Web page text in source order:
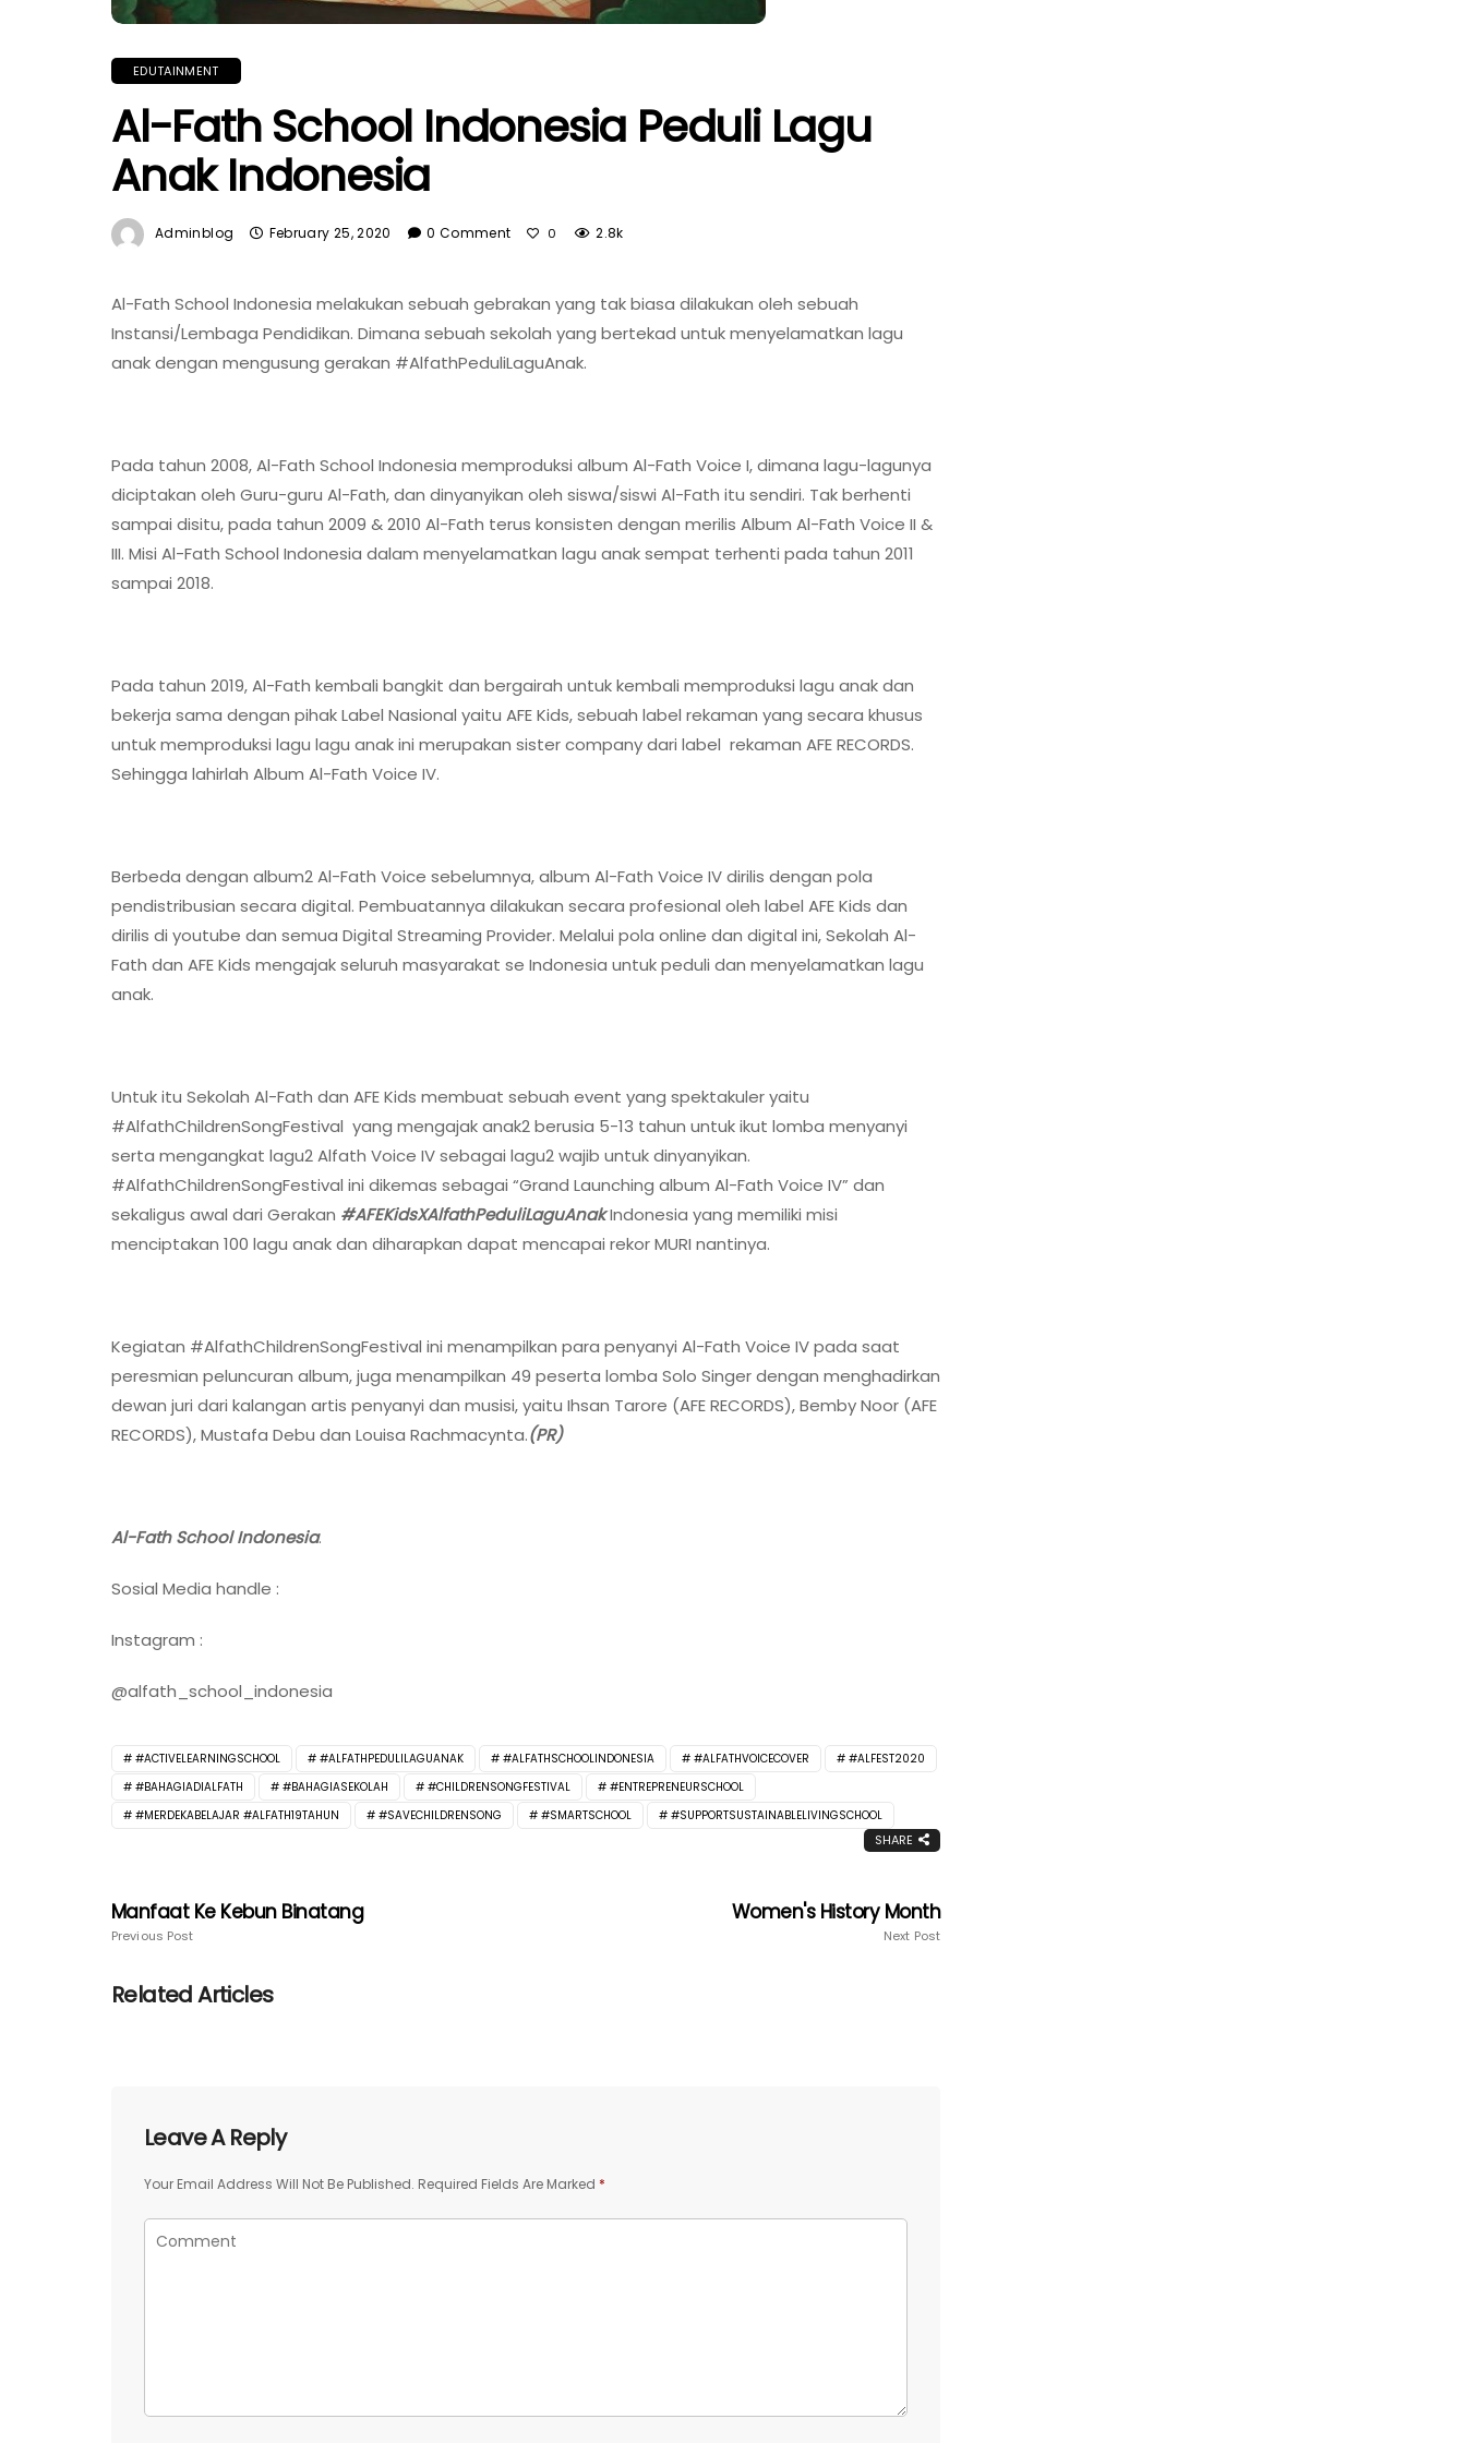
EDUTAINMENT
Al-Fath School Indonesia Peduli Lagu
Anak Indonesia
Adminblog February 25, 2020 0 Comment 0 2.8k
Al-Fath School Indonesia melakukan sebuah gebrakan yang tak biasa dilakukan oleh sebuah
Instansi/Lembaga Pendidikan. Dimana sebuah sekolah yang bertekad untuk menyelamatkan lagu
anak dengan mengusung gerakan #AlfathPeduliLaguAnak.
Pada tahun 2008, Al-Fath School Indonesia memproduksi album Al-Fath Voice I, dimana lagu-lagunya
diciptakan oleh Guru-guru Al-Fath, dan dinyanyikan oleh siswa/siswi Al-Fath itu sendiri. Tak berhenti
sampai disitu, pada tahun 2009 & 2010 Al-Fath terus konsisten dengan merilis Album Al-Fath Voice II &
III. Misi Al-Fath School Indonesia dalam menyelamatkan lagu anak sempat terhenti pada tahun 2011
sampai 2018.
Pada tahun 2019, Al-Fath kembali bangkit dan bergairah untuk kembali memproduksi lagu anak dan
bekerja sama dengan pihak Label Nasional yaitu AFE Kids, sebuah label rekaman yang secara khusus
untuk memproduksi lagu lagu anak ini merupakan sister company dari label rekaman AFE RECORDS.
Sehingga lahirlah Album Al-Fath Voice IV.
Berbeda dengan album2 Al-Fath Voice sebelumnya, album Al-Fath Voice IV dirilis dengan pola
pendistribusian secara digital. Pembuatannya dilakukan secara profesional oleh label AFE Kids dan
dirilis di youtube dan semua Digital Streaming Provider. Melalui pola online dan digital ini, Sekolah Al-
Fath dan AFE Kids mengajak seluruh masyarakat se Indonesia untuk peduli dan menyelamatkan lagu
anak.
Untuk itu Sekolah Al-Fath dan AFE Kids membuat sebuah event yang spektakuler yaitu
#AlfathChildrenSongFestival yang mengajak anak2 berusia 5-13 tahun untuk ikut lomba menyanyi
serta mengangkat lagu2 Alfath Voice IV sebagai lagu2 wajib untuk dinyanyikan.
#AlfathChildrenSongFestival ini dikemas sebagai “Grand Launching album Al-Fath Voice IV” dan
sekaligus awal dari Gerakan #AFEKidsXAlfathPeduliLaguAnakIndonesia yang memiliki misi
menciptakan 100 lagu anak dan diharapkan dapat mencapai rekor MURI nantinya.
Kegiatan #AlfathChildrenSongFestival ini menampilkan para penyanyi Al-Fath Voice IV pada saat
peresmian peluncuran album, juga menampilkan 49 peserta lomba Solo Singer dengan menghadirkan
dewan juri dari kalangan artis penyanyi dan musisi, yaitu Ihsan Tarore (AFE RECORDS), Bemby Noor (AFE
RECORDS), Mustafa Debu dan Louisa Rachmacynta.(PR)
Al-Fath School Indonesia.
Sosial Media handle :
Instagram :
@alfath_school_indonesia
#ACTIVELEARNINGSCHOOL #ALFATHPEDULILAGUANAK #ALFATHSCHOOLINDONESIA #ALFATHVOICECOVER
#ALFEST2020
#BAHAGIADIALFATH
#BAHAGIASEKOLAH #CHILDRENSONGFESTIVAL
#ENTREPRENEURSCHOOL
#MERDEKABELAJAR #ALFATH19TAHUN
#SAVECHILDRENSONG #SMARTSCHOOL #SUPPORTSUSTAINABLELIVINGSCHOOL
SHARE
Manfaat Ke Kebun Binatang
Previous Post
Women's History Month
Next Post
Related Articles
Leave A Reply
Your Email Address Will Not Be Published. Required Fields Are Marked *